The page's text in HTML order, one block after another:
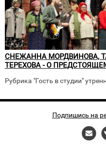
СНЕЖАННА МОРДВИНОВА,
ТЕРЕХОВА - О
Рубрика "Гость в студии"
Подпишись на